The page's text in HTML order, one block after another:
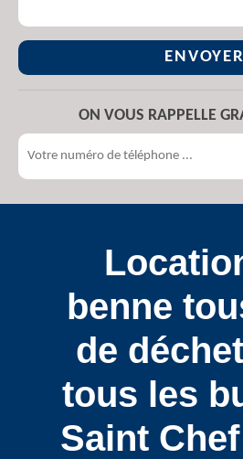
ON VOUS RAPPELLE
benne
de
tous les
Saint